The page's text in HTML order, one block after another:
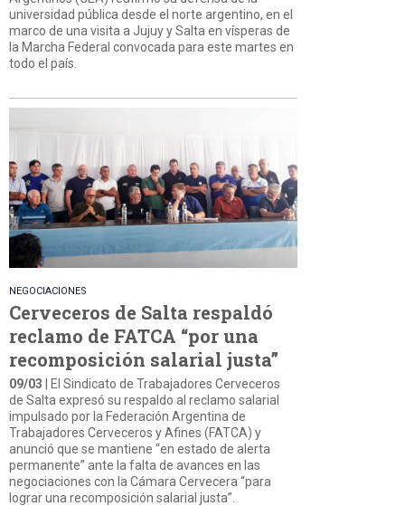
universidad pública desde el norte argentino, en el
marco de una visita a Jujuy y Salta en vísperas de
la Marcha Federal convocada para este martes en
todo el país.
NEGOCIACIONES
Cerveceros de Salta respaldó
reclamo de FATCA “por una
recomposición salarial justa”
09/03 | El Sindicato de Trabajadores Cerveceros
de Salta expresó su respaldo al reclamo salarial
impulsado por la Federación Argentina de
Trabajadores Cerveceros y Afines (FATCA) y
anunció que se mantiene “en estado de alerta
permanente” ante la falta de avances en las
negociaciones con la Cámara Cervecera “para
lograr una recomposición salarial justa”.